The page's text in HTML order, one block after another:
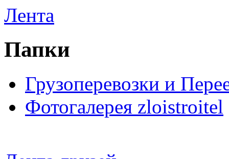
Лента
Папки
Грузоперевозки и
Фотогалерея zloistroitel